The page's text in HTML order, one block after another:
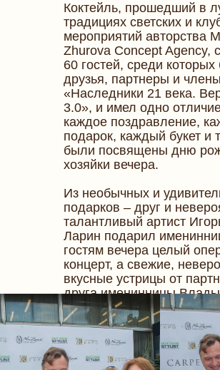
Коктейль, прошедший в
традициях светских и
мероприятий авторства
Zhurova Concept Agency,
60 гостей, среди
друзья, партнеры и
«Наследники 21 века.
3.0», и имел одно
каждое поздравление,
подарок, каждый букет и
были посвящены дню
хозяйки вечера.
Из необычных и
подарков – друг и
талантливый артист
Ларин подарил
гостям вечера целый
концерт, а свежие,
вкусные устрицы от
друга именинницы Влады
Шарафутдиновой
летнему вечеру свежесть
ароматы моря.